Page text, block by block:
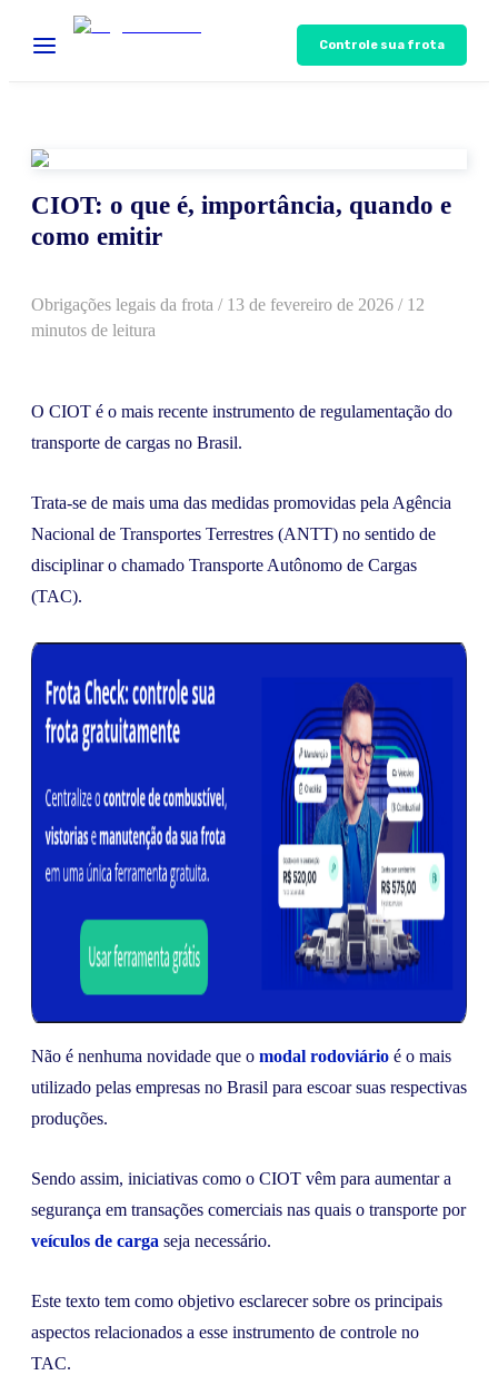
Controle sua frota
CIOT: o que é, importância, quando e
como emitir
Obrigações legais da frota / 13 de fevereiro de 2026 / 12
minutos de leitura
O CIOT é o mais recente instrumento de regulamentação do
transporte de cargas no Brasil.
Trata-se de mais uma das medidas promovidas pela Agência
Nacional de Transportes Terrestres (ANTT) no sentido de
disciplinar o chamado Transporte Autônomo de Cargas
(TAC).
Não é nenhuma novidade que o modal rodoviário é o mais
utilizado pelas empresas no Brasil para escoar suas respectivas
produções.
Sendo assim, iniciativas como o CIOT vêm para aumentar a
segurança em transações comerciais nas quais o transporte por
veículos de carga seja necessário.
Este texto tem como objetivo esclarecer sobre os principais
aspectos relacionados a esse instrumento de controle no
TAC.